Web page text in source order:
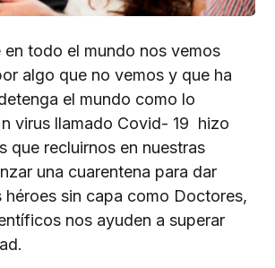
en todo el mundo nos vemos
algo que no vemos y que ha
el mundo como lo
virus llamado Covid- 19 hizo
que recluirnos en nuestras
una cuarentena para dar
héroes sin capa como Doctores,
nos ayuden a superar